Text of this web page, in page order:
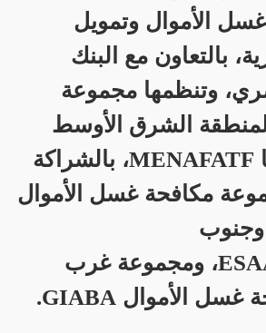
الأموال وتمويل
بالتعاون مع البنك
وتنظمها مجموعة
لمنطقة الشرق الأوسط
MENAFATF، بالشراكة
مكافحة غسل الأموال
، ومجموعة غرب
غسل الأموال GIABA
.